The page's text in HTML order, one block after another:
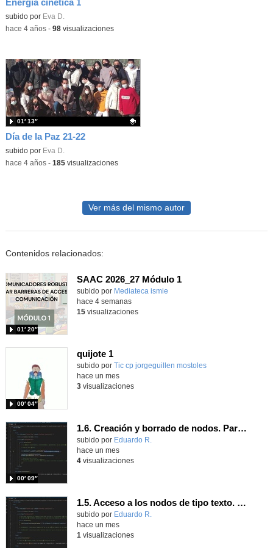
Contenido educativo.
subido por Eva D.
-hace 4 años- 98visualizaciones
Día de la Paz 21-22
Contenido educativo.
subido por Eva D.
01′ 13″
-hace 4 años- 185visualizaciones
Ver más del mismo autor
Contenidos relacionados:
SAAC 2026_27 Módulo 1
subido por Mediateca ismie
01′ 20″
hace 4 semanas
15visualizaciones
quijote 1
subido por Tic cp jorgeguillen mostoles
00′ 04″
-
hace un mes
3visualizaciones
1.6. Creación y borrado de nodos. Parte 1.
Contenido educativo.
subido por Eduardo R.
00′ 09″
hace un mes
4visualizaciones
1.5. Acceso a los nodos de tipo texto. Parte 1.
Contenido educativo.
subido por Eduardo R.
hace un mes
1 visualizaciones